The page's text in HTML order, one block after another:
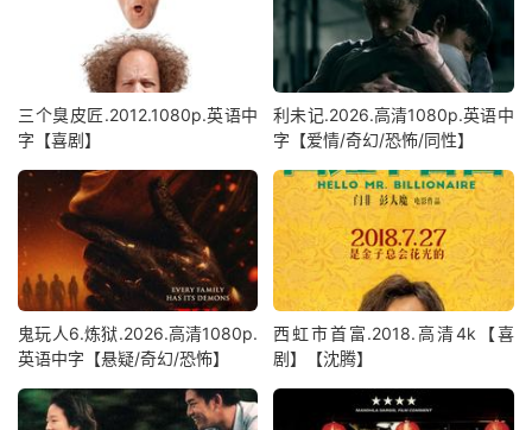
三个臭皮匠.2012.1080p.英语中
字【喜剧】
利未记.2026.高清1080p.英语中
字【爱情/奇幻/恐怖/同性】
鬼玩人6.炼狱.2026.高清1080p.
英语中字【悬疑/奇幻/恐怖】
西虹市首富.2018.高清4k【喜
剧】【沈腾】